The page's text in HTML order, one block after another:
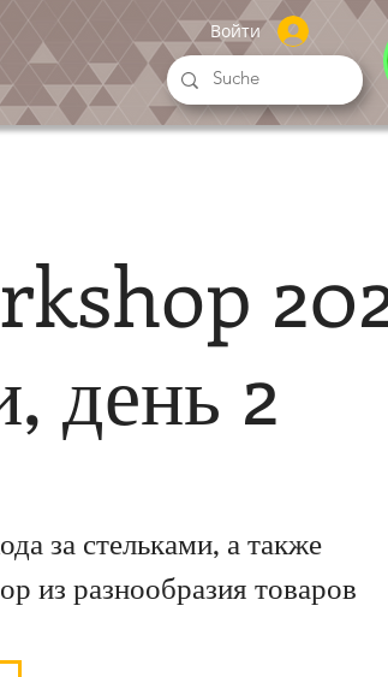
Войти
день 2
за стельками, а также
из разнообразия товаров